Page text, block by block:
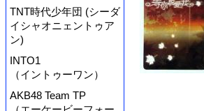
TNT時代少年団 (シーダ
イシャオニェントゥア
ン)
INTO1
（イントゥーワン）
AKB48 Team TP